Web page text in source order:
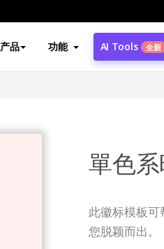
产品 功能 AI Tools 全新
單色
此徽标模板
您脱颖而出。